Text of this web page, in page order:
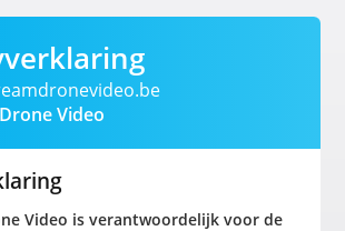
Video
Video is verantwoordelijk voor de